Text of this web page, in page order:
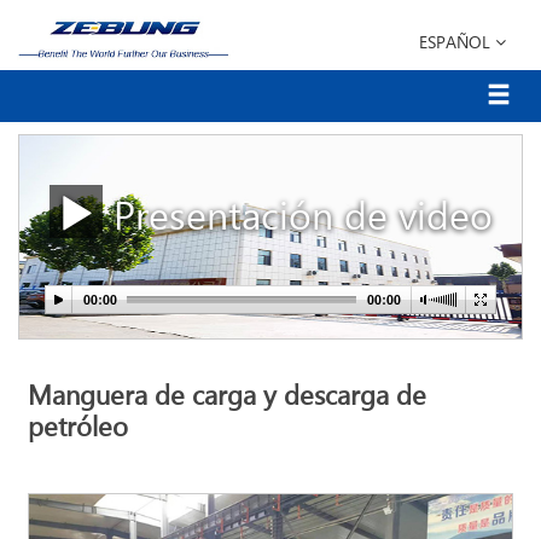
ESPAÑOL
Presentación de video
Manguera de carga y descarga de
petróleo